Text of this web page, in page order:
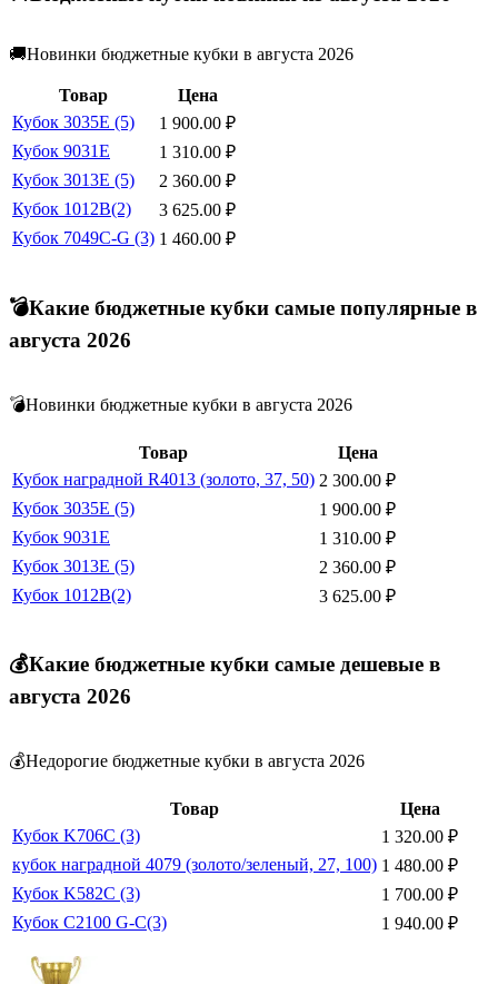
🚚Новинки бюджетные кубки в августа 2026
Товар
Цена
Кубок 3035E (5)
1 900.00 ₽
Кубок 9031E
1 310.00 ₽
Кубок 3013E (5)
2 360.00 ₽
Кубок 1012B(2)
3 625.00 ₽
Кубок 7049C-G (3) 1 460.00 ₽
💣Какие бюджетные кубки самые популярные в
августа 2026
💣Новинки бюджетные кубки в августа 2026
Товар
Цена
Кубок наградной R4013 (золото, 37, 50) 2 300.00 ₽
Кубок 3035E (5)
1 900.00 ₽
Кубок 9031E
1 310.00 ₽
Кубок 3013E (5)
2 360.00 ₽
Кубок 1012B(2)
3 625.00 ₽
💰Какие бюджетные кубки самые дешевые в
августа 2026
💰Недорогие бюджетные кубки в августа 2026
Товар
Цена
Кубок K706C (3)
1 320.00 ₽
кубок наградной 4079 (золото/зеленый, 27, 100) 1 480.00 ₽
Кубок K582C (3)
1 700.00 ₽
Кубок C2100 G-C(3)
1 940.00 ₽